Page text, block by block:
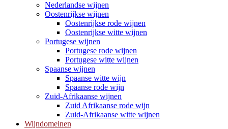
Nederlandse wijnen
Oostenrijkse wijnen
Oostenrijkse rode wijnen
Oostenrijkse witte wijnen
Portugese wijnen
Portugese rode wijnen
Portugese witte wijnen
Spaanse wijnen
Spaanse witte wijn
Spaanse rode wijn
Zuid-Afrikaanse wijnen
Zuid Afrikaanse rode wijn
Zuid-Afrikaanse witte wijnen
Wijndomeinen